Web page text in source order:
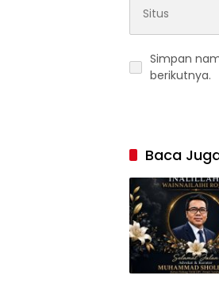
Simpan
berikutnya.
Baca